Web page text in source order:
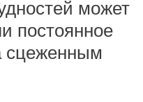
может
постоянное